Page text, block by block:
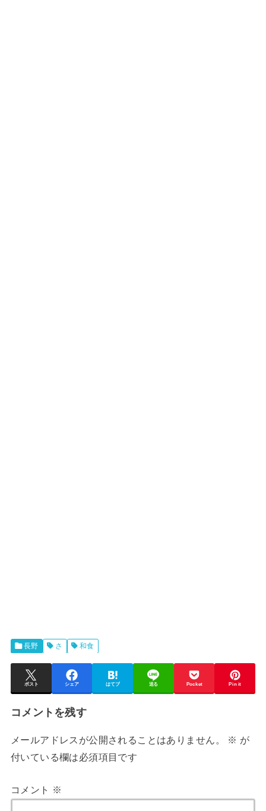
長野 さ 和食
ポスト シェア はてブ 送る Pocket Pin it
コメントを残す
メールアドレスが公開されることはありません。 ※ が
付いている欄は必須項目です
コメント ※